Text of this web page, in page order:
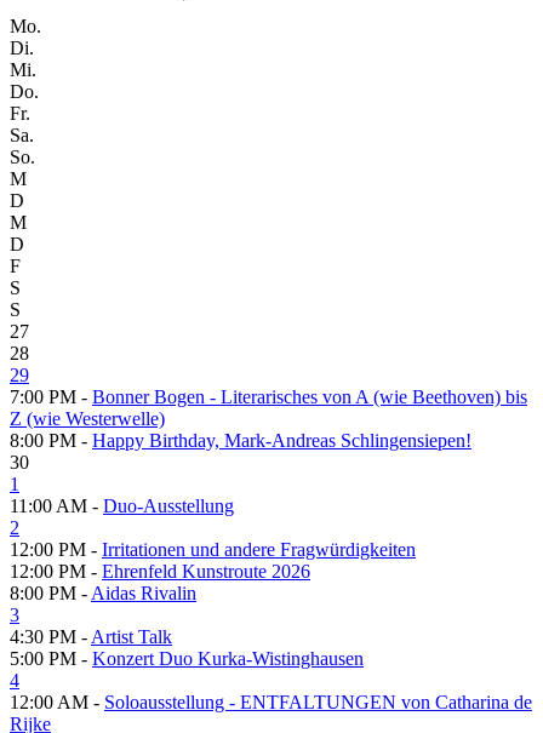
Mo.
Di.
Mi.
Do.
Fr.
Sa.
So.
M
D
M
D
F
S
S
27
28
29
7:00 PM - Bonner Bogen - Literarisches von A (wie Beethoven) bis
Z (wie Westerwelle)
8:00 PM - Happy Birthday, Mark-Andreas Schlingensiepen!
30
1
11:00 AM - Duo-Ausstellung
2
12:00 PM - Irritationen und andere Fragwürdigkeiten
12:00 PM - Ehrenfeld Kunstroute 2026
8:00 PM - Aidas Rivalin
3
4:30 PM - Artist Talk
5:00 PM - Konzert Duo Kurka-Wistinghausen
4
12:00 AM - Soloausstellung - ENTFALTUNGEN von Catharina de
Rijke